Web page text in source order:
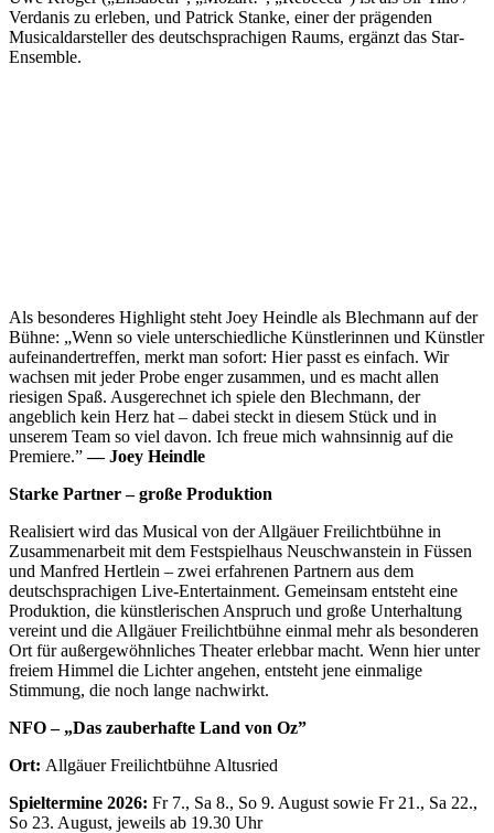
Verdanis zu erleben, und Patrick Stanke, einer der prägenden
Musicaldarsteller des deutschsprachigen Raums, ergänzt das Star-
Ensemble.
Als besonderes Highlight steht Joey Heindle als Blechmann auf der
Bühne: „Wenn so viele unterschiedliche Künstlerinnen und Künstler
aufeinandertreffen, merkt man sofort: Hier passt es einfach. Wir
wachsen mit jeder Probe enger zusammen, und es macht allen
riesigen Spaß. Ausgerechnet ich spiele den Blechmann, der
angeblich kein Herz hat – dabei steckt in diesem Stück und in
unserem Team so viel davon. Ich freue mich wahnsinnig auf die
Premiere.”— Joey Heindle
Starke Partner – große Produktion
Realisiert wird das Musical von der Allgäuer Freilichtbühne in
Zusammenarbeit mit dem Festspielhaus Neuschwanstein in Füssen
und Manfred Hertlein – zwei erfahrenen Partnern aus dem
deutschsprachigen Live-Entertainment. Gemeinsam entsteht eine
Produktion, die künstlerischen Anspruch und große Unterhaltung
vereint und die Allgäuer Freilichtbühne einmal mehr als besonderen
Ort für außergewöhnliches Theater erlebbar macht. Wenn hier unter
freiem Himmel die Lichter angehen, entsteht jene einmalige
Stimmung, die noch lange nachwirkt.
NFO – „Das zauberhafte Land von Oz”
Ort: Allgäuer Freilichtbühne Altusried
Spieltermine 2026: Fr 7., Sa 8., So 9. August sowie Fr 21., Sa 22.,
So 23. August, jeweils ab 19.30 Uhr